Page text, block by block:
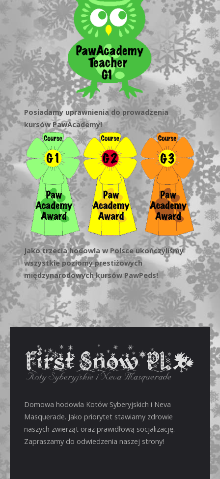
Posiadamy uprawnienia do prowadzenia
kursów PawAcademy!
Jako trzecia hodowla w Polsce ukończyliśmy
wszystkie poziomy prestiżowych
międzynarodowych kursów PawPeds!
Domowa hodowla Kotów Syberyjskich i Neva
Masquerade. Jako priorytet stawiamy zdrowie
naszych zwierząt oraz prawidłową socjalizację.
Zapraszamy do odwiedzenia naszej strony!